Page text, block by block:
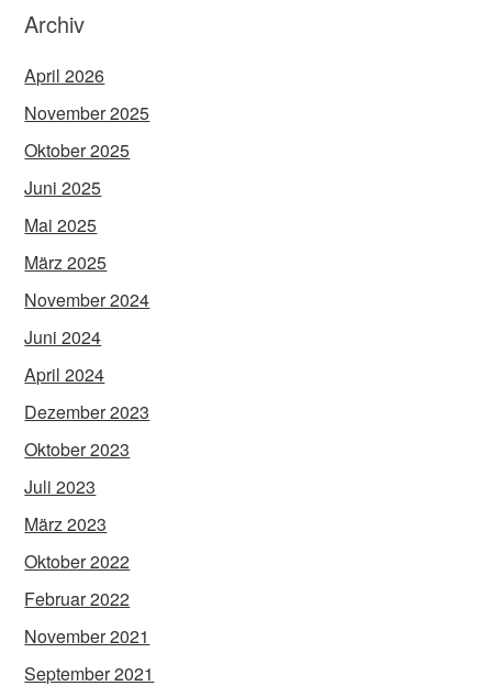
Archiv
April 2026
November 2025
Oktober 2025
Juni 2025
Mai 2025
März 2025
November 2024
Juni 2024
April 2024
Dezember 2023
Oktober 2023
Juli 2023
März 2023
Oktober 2022
Februar 2022
November 2021
September 2021